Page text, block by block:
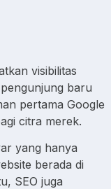
visibilitas
baru
pertama Google
citra merek.
yang hanya
berada di
SEO juga